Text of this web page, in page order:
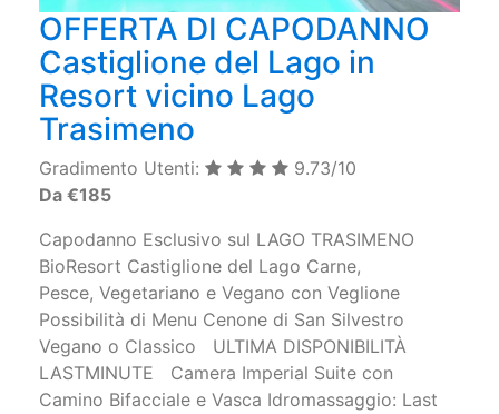
OFFERTA DI CAPODANNO
Castiglione del Lago in
Resort vicino Lago
Trasimeno
Gradimento Utenti:
9.73/10
Da €185
Capodanno Esclusivo sul LAGO TRASIMENO
BioResort Castiglione del Lago Carne,
Pesce, Vegetariano e Vegano con Veglione
Possibilità di Menu Cenone di San Silvestro
Vegano o Classico ULTIMA DISPONIBILITÀ
LASTMINUTE Camera Imperial Suite con
Camino Bifacciale e Vasca Idromassaggio: Last